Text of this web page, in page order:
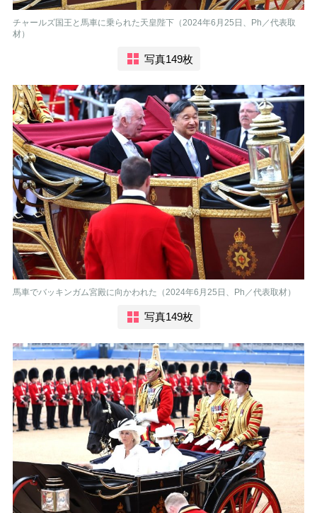
チャールズ国王と馬車に乗られた天皇陛下（2024年6月25日、Ph／代表取
材）
写真149枚
馬車でバッキンガム宮殿に向かわれた（2024年6月25日、Ph／代表取材）
写真149枚